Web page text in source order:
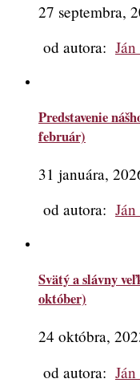
27 septembra,
od autora:
Predstavenie
február)
31 januára,
od autora:
Svätý a slávny
október)
24 októbra,
od autora: